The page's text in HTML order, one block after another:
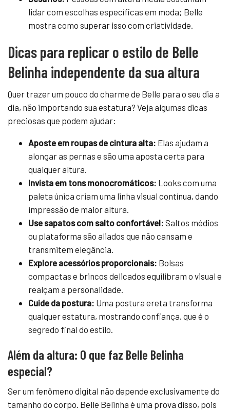
lidar com escolhas específicas em moda; Belle
mostra como superar isso com criatividade.
Dicas para replicar o estilo de Belle
Belinha independente da sua altura
Quer trazer um pouco do charme de Belle para o seu dia a
dia, não importando sua estatura? Veja algumas dicas
preciosas que podem ajudar:
Aposte em roupas de cintura alta: Elas ajudam a
alongar as pernas e são uma aposta certa para
qualquer altura.
Invista em tons monocromáticos: Looks com uma
paleta única criam uma linha visual contínua, dando
impressão de maior altura.
Use sapatos com salto confortável: Saltos médios
ou plataforma são aliados que não cansam e
transmitem elegância.
Explore acessórios proporcionais: Bolsas
compactas e brincos delicados equilibram o visual e
realçam a personalidade.
Cuide da postura: Uma postura ereta transforma
qualquer estatura, mostrando confiança, que é o
segredo final do estilo.
Além da altura: O que faz Belle Belinha
especial?
Ser um fenômeno digital não depende exclusivamente do
tamanho do corpo. Belle Belinha é uma prova disso, pois